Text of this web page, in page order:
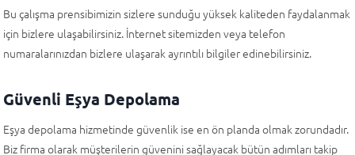
Bu çalışma prensibimizin sizlere sunduğu yüksek kaliteden faydalanmak
için bizlere ulaşabilirsiniz. İnternet sitemizden veya telefon
numaralarınızdan bizlere ulaşarak ayrıntılı bilgiler edinebilirsiniz.
Güvenli Eşya Depolama
Eşya depolama hizmetinde güvenlik ise en ön planda olmak zorundadır.
Biz firma olarak müşterilerin güvenini sağlayacak bütün adımları takip